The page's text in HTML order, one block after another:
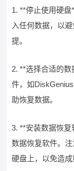
1. **停止使用硬
入任何数据，以
提。
2. **选择合适的
件，如
助恢复数据。
3. **安装数据恢
数据恢复软件。
硬盘上，以免造成